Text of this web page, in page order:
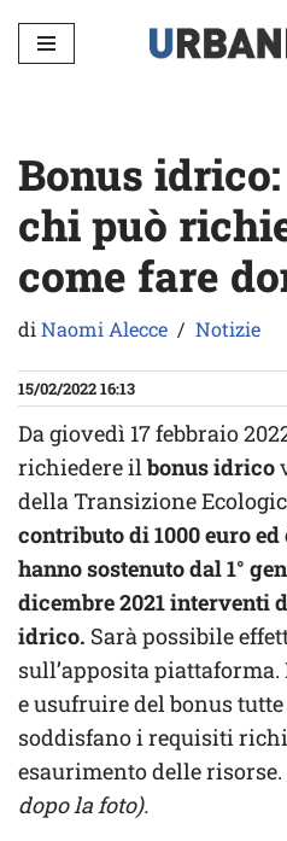
Vai
Bonus idrico:
chi può
come fare
diNaomi Alecce Notizie
15/02/2022 16:13
Da giovedì 17 febbraio
richiedere ilbonus idrico
della Transizione
contributo di 1000 euro
hanno sostenuto dal 1°
dicembre 2021 interventi
idrico. Sarà possibile
sull’apposita
e usufruire del bonus
soddisfano i requisiti
esaurimento delle risorse.
dopo la foto).